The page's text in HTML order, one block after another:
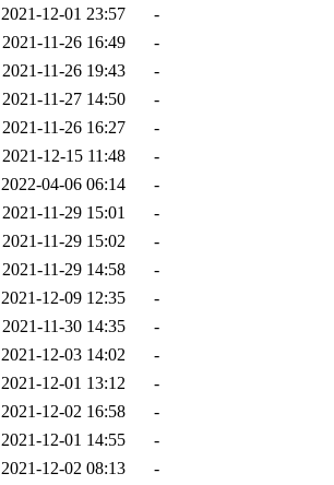
2021-12-01 23:57
-
2021-11-26 16:49
-
2021-11-26 19:43
-
2021-11-27 14:50
-
2021-11-26 16:27
-
2021-12-15 11:48
-
2022-04-06 06:14
-
2021-11-29 15:01
-
2021-11-29 15:02
-
2021-11-29 14:58
-
2021-12-09 12:35
-
2021-11-30 14:35
-
2021-12-03 14:02
-
2021-12-01 13:12
-
2021-12-02 16:58
-
2021-12-01 14:55
-
2021-12-02 08:13
-